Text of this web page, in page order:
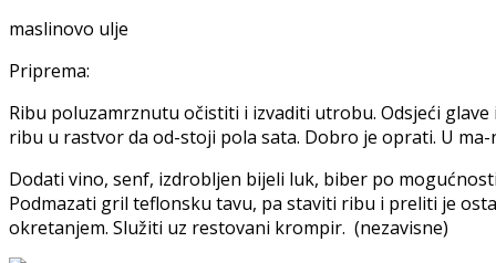
maslinovo ulje
Priprema:
Ribu poluzamrznutu očistiti i izvaditi utrobu. Odsjeći
ribu u rastvor da od-stoji pola sata. Dobro je oprati. U
Dodati vino, senf, izdrobljen bijeli luk, biber po
Podmazati gril teflonsku tavu, pa staviti ribu i preliti je
okretanjem. Služiti uz restovani krompir. (nezavisne)